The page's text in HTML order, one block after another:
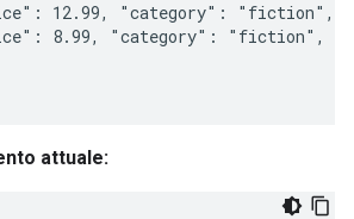
12.99, "category": "fiction",
8.99, "category": "fiction",
attuale: